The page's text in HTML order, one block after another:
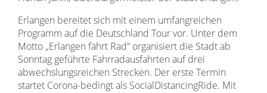
Erlangen bereitet sich mit einem umfangreichen
Programm auf die Deutschland Tour vor. Unter dem
Motto „Erlangen fährt Rad“ organisiert die Stadt ab
Sonntag geführte Fahrradausfahrten auf drei
abwechslungsreichen Strecken. Der erste Termin
startet Corona-bedingt als SocialDistancingRide. Mit